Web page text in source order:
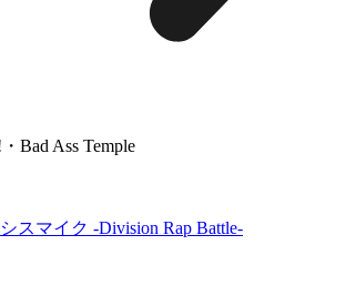
Bad Ass Temple
スマイク -Division Rap Battle-